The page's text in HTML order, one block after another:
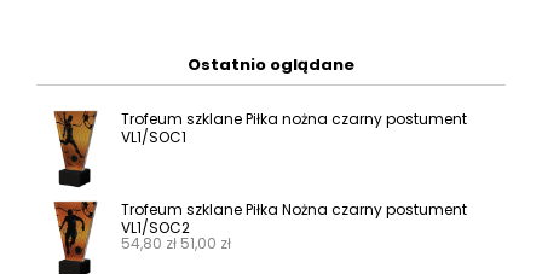
Ostatnio oglądane
Trofeum szklane Piłka nożna czarny postument
VL1/SOC1
Trofeum szklane Piłka Nożna czarny postument
VL1/SOC2
54,80 zł 51,00 zł